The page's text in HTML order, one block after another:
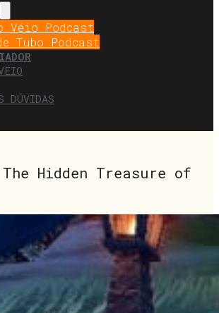
Véio Podcast
Tubo Podcast
DÚVIDAS
Hidden Treasure of